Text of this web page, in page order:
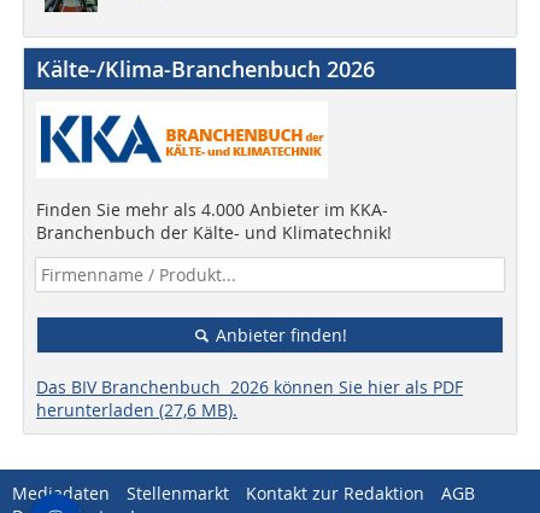
Kälte-/Klima-Branchenbuch 2026
Finden Sie mehr als 4.000 Anbieter im KKA-
Branchenbuch der Kälte- und Klimatechnik!
Anbieter finden!
Das BIV Branchenbuch 2026 können Sie hier als PDF
herunterladen (27,6 MB).
Mediadaten Stellenmarkt Kontakt zur Redaktion
AGB